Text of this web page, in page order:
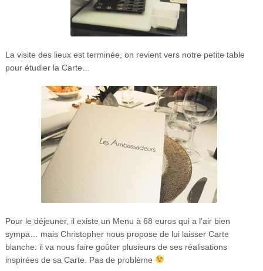
La visite des lieux est terminée, on revient vers notre petite table
pour étudier la Carte…
Pour le déjeuner, il existe un Menu à 68 euros qui a l’air bien
sympa… mais Christopher nous propose de lui laisser Carte
blanche: il va nous faire goûter plusieurs de ses réalisations
inspirées de sa Carte. Pas de problème